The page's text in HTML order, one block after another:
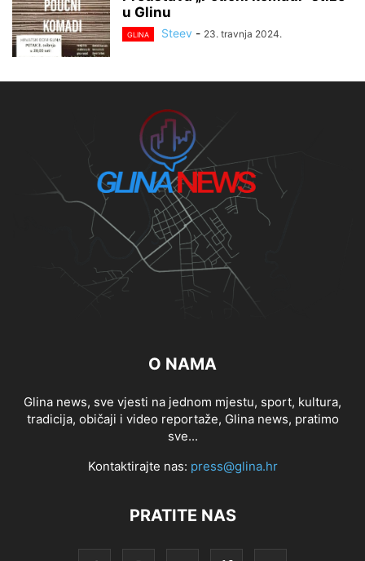
u Glinu
GLINA Steev - 23. travnja 2024.
O NAMA
Glina news, sve vjesti na jednom mjestu, sport, kultura,
tradicija, običaji i video reportaže, Glina news, pratimo
sve...
Kontaktirajte nas: press@glina.hr
PRATITE NAS